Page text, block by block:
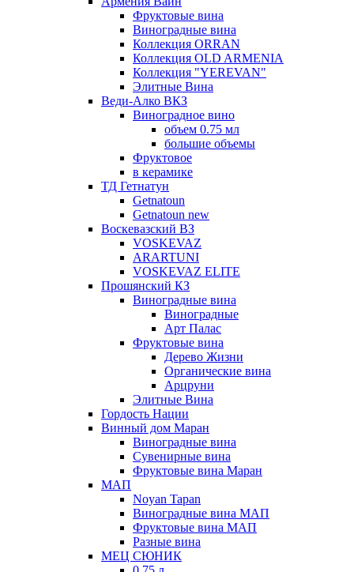
Фруктовые вина
Виноградные вина
Коллекция ORRAN
Коллекция OLD ARMENIA
Коллекция "YEREVAN"
Элитные Вина
Веди-Алко ВКЗ
Виноградное вино
объем 0.75 мл
большие объемы
Фруктовое
в керамике
ТД Гетнатун
Getnatoun
Getnatoun new
Воскевазский ВЗ
VOSKEVAZ
ARARTUNI
VOSKEVAZ ELITE
Прошянский КЗ
Виноградные вина
Виноградные
Арт Палас
Фруктовые вина
Дерево Жизни
Органические вина
Арцруни
Элитные Вина
Гордость Нации
Винный дом Маран
Виноградные вина
Сувенирные вина
Фруктовые вина Маран
МАП
Noyan Tapan
Виноградные вина МАП
Фруктовые вина МАП
Разные вина
МЕЦ СЮНИК